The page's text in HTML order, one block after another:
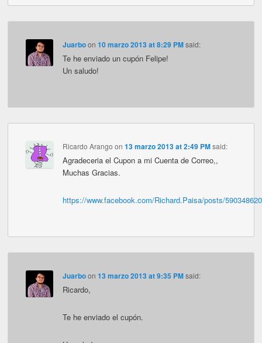
Juarboon 10 marzo 2013 at 8:29 PM said:
Te he enviado un cupón Felipe!
Un saludo!
Ricardo Arango on 13 marzo 2013 at 2:49 PM said:
Agradeceria el Cupon a mi Cuenta de Correo,,
Muchas Gracias.
https://www.facebook.com/Richard.Paisa/posts/
Juarboon 13 marzo 2013 at 9:35 PM said:
Ricardo,
Te he enviado el cupón.